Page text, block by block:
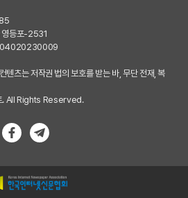
영등포-2531
츠는 저작권 법의 보호를 받는 바, 무단 전재, 복
All Rights Reserved.